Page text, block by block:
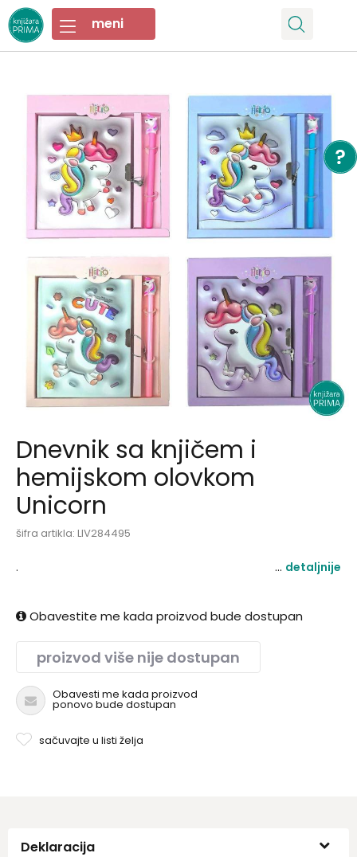
Dnevnik sa knjičem i
hemijskom olovkom
Unicorn
šifra artikla: LIV284495
. detaljnije
Obavestite me kada proizvod bude dostupan
proizvod više nije dostupan
Obavesti me kada proizvod
ponovo bude dostupan
sačuvajte u listi želja
Deklaracija